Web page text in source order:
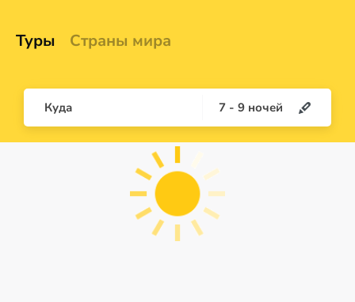
Туры Страны мира
Куда 7 - 9 ночей